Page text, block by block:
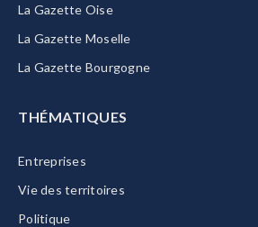
La Gazette Oise
La Gazette Moselle
La Gazette Bourgogne
THÉMATIQUES
Entreprises
Vie des territoires
Politique